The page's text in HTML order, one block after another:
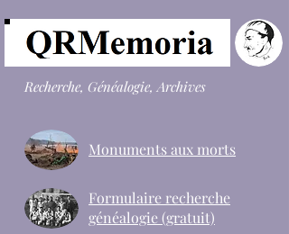
Recherche, Généalogie, Archives
Monuments aux morts
Formulaire recherche
généalogie (gratuit)